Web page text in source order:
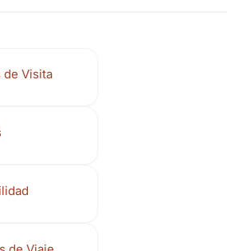
de Visita